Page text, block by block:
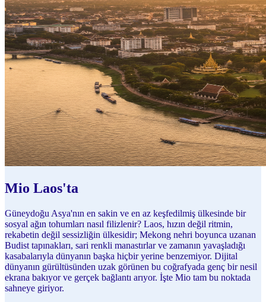
Mio Laos'ta
Güneydoğu Asya'nın en sakin ve en az keşfedilmiş ülkesinde bir
sosyal ağın tohumları nasıl filizlenir? Laos, hızın değil ritmin,
rekabetin değil sessizliğin ülkesidir; Mekong nehri boyunca uzanan
Budist tapınakları, sari renkli manastırlar ve zamanın yavaşladığı
kasabalarıyla dünyanın başka hiçbir yerine benzemiyor. Dijital
dünyanın gürültüsünden uzak görünen bu coğrafyada genç bir nesil
ekrana bakıyor ve gerçek bağlantı arıyor. İşte Mio tam bu noktada
sahneye giriyor.